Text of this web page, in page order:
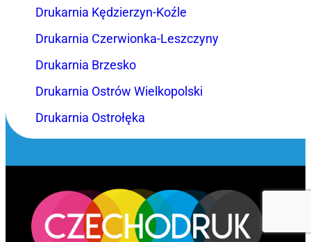
Drukarnia Kędzierzyn-Koźle
Drukarnia Czerwionka-Leszczyny
Drukarnia Brzesko
Drukarnia Ostrów Wielkopolski
Drukarnia Ostrołęka